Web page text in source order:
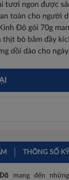
tươi ngon được
toàn cho người
Đô gói 70g
thịt bò băm đầy
dồi dào cho
THÔNG SỐ
mang đến